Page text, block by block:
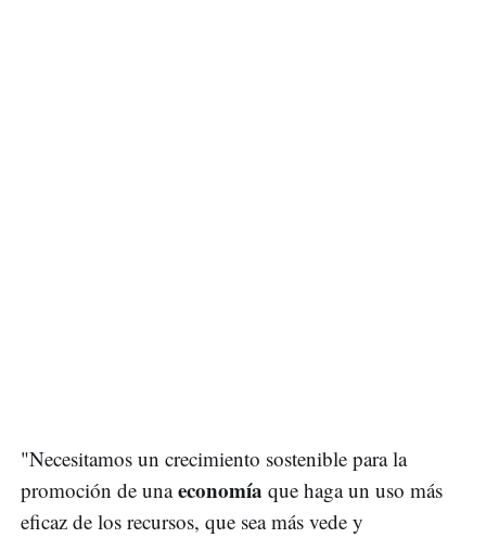
"Necesitamos un crecimiento sostenible para la
promoción de unaeconomía que haga un uso más
eficaz de los recursos, que sea más vede y